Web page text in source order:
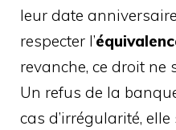
leur date
respecter l’
revanche, ce droit ne
Un refus de la
cas d’irrégularité, elle